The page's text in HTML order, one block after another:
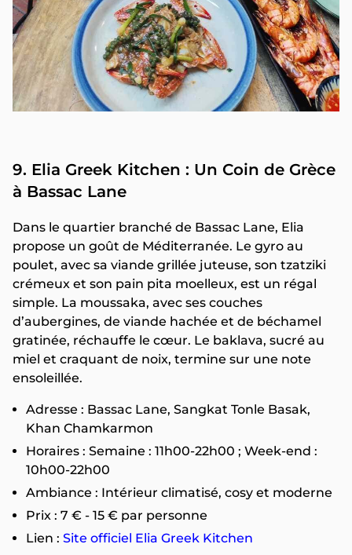
9. Elia Greek Kitchen : Un Coin de Grèce
à Bassac Lane
Dans le quartier branché de Bassac Lane, Elia
propose un goût de Méditerranée. Le gyro au
poulet, avec sa viande grillée juteuse, son tzatziki
crémeux et son pain pita moelleux, est un régal
simple. La moussaka, avec ses couches
d’aubergines, de viande hachée et de béchamel
gratinée, réchauffe le cœur. Le baklava, sucré au
miel et craquant de noix, termine sur une note
ensoleillée.
Adresse : Bassac Lane, Sangkat Tonle Basak,
Khan Chamkarmon
Horaires : Semaine : 11h00-22h00 ; Week-end :
10h00-22h00
Ambiance : Intérieur climatisé, cosy et moderne
Prix : 7 € - 15 € par personne
Lien : Site officiel Elia Greek Kitchen